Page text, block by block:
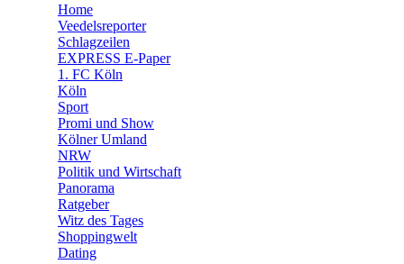
🛒 Shoppingwelt
Home
Veedelsreporter
Schlagzeilen
EXPRESS E-Paper
1. FC Köln
Köln
Sport
Promi und Show
Kölner Umland
NRW
Politik und Wirtschaft
Panorama
Ratgeber
Witz des Tages
Shoppingwelt
Dating